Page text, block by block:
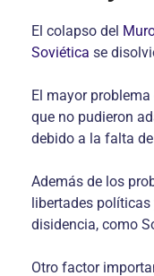
El colapso del
Soviética se
El mayor
que no pudieron
debido a la falta
Además de los
libertades
disidencia, como
Otro factor